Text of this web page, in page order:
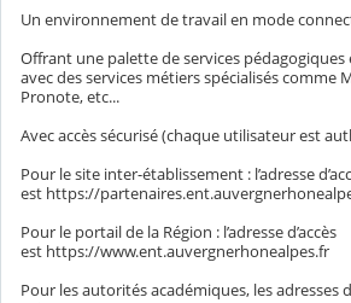
Un environnement de travail en mode
Offrant une palette de services pédagogiques
avec des services métiers spécialisés comme
Pronote, etc...
Avec accès sécurisé (chaque utilisateur est
Pour le site inter-établissement : l’adresse
est https://
Pour le portail de la Région : l’adresse d’accès
est https://www.ent.auvergnerhonealpes.fr
Pour les autorités académiques, les adresses